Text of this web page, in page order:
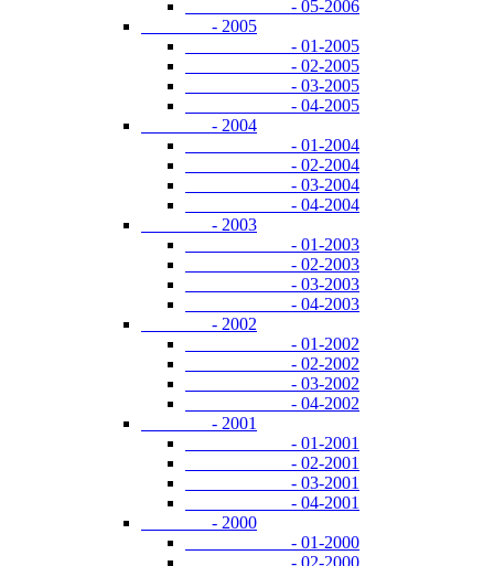
- 05-2006
- 2005
- 01-2005
- 02-2005
- 03-2005
- 04-2005
- 2004
- 01-2004
- 02-2004
- 03-2004
- 04-2004
- 2003
- 01-2003
- 02-2003
- 03-2003
- 04-2003
- 2002
- 01-2002
- 02-2002
- 03-2002
- 04-2002
- 2001
- 01-2001
- 02-2001
- 03-2001
- 04-2001
- 2000
- 01-2000
- 02-2000